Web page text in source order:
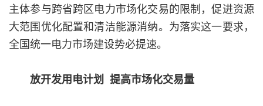
主体参与跨省跨区电力市场化交易的限制，促进资源
大范围优化配置和清洁能源消纳。为落实这一要求，
全国统一电力市场建设势必提速。
放开发用电计划 提高市场化交易量